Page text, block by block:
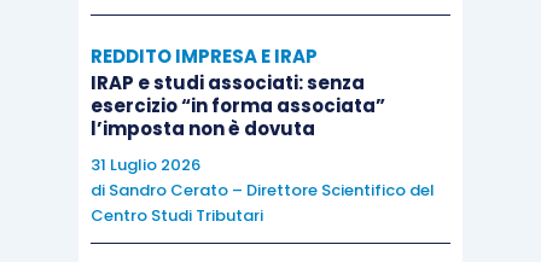
dichiarazione di intento, unitamente al proprio
codice fiscale, ilnumero di partita Iva del
Gruppo.
L’Agenzia delle Entrate, con il
n. 7 del 19 ottobre 2019, ha affermato che il
Gruppo Iva, soggetto passivo d’imposta unico che
REDDITO IMPRESA E IRAP
IRAP e studi associati: senza
esercizio “in forma associata”
l’imposta non è dovuta
31 Luglio 2026
di Sandro Cerato – Direttore Scientifico del
Centro Studi Tributari